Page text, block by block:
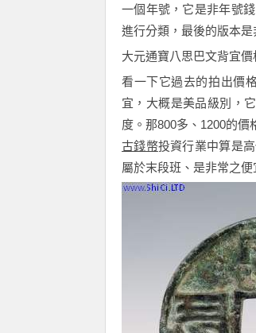
一個年號， 它是非年號
進行分類，最後的版本是
大元通寶八思巴文背宜價
看一下它過去的拍出價
宜 ， 大概是美品級別 ，它
度 。那800多 、 1200的價
古錢幣投資行業中算是
屬於末段班 、 是非常之便